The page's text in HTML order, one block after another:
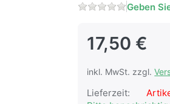
Geben
17,50 €
inkl. MwSt. zzgl.
Lieferzeit: